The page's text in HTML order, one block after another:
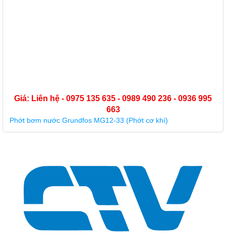
Giá: Liên hệ - 0975 135 635 - 0989 490 236 - 0936 995
663
Phớt bơm nước Grundfos MG12-33 (Phớt cơ khí)